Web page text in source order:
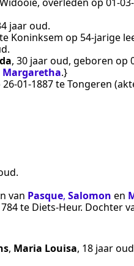
jaar oud.
te Koninksem op 54-jarige
, 30 jaar oud, geboren op
Margaretha.}
26‑01‑1887teTongeren
van Pasque, Salomon en
te Diets-Heur. Dochter
, Maria Louisa, 18 jaar